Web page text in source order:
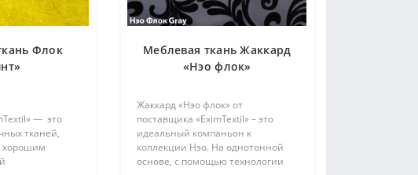
Флок
— это
тканей,
хорошим
Меблевая ткань Жаккард
«Нэо флок»
Жаккард «Нэо флок» от
поставщика «EximTextil» – это
идеальный компаньон к
коллекции Нэо. На однотонной
основе, с помощью технологии